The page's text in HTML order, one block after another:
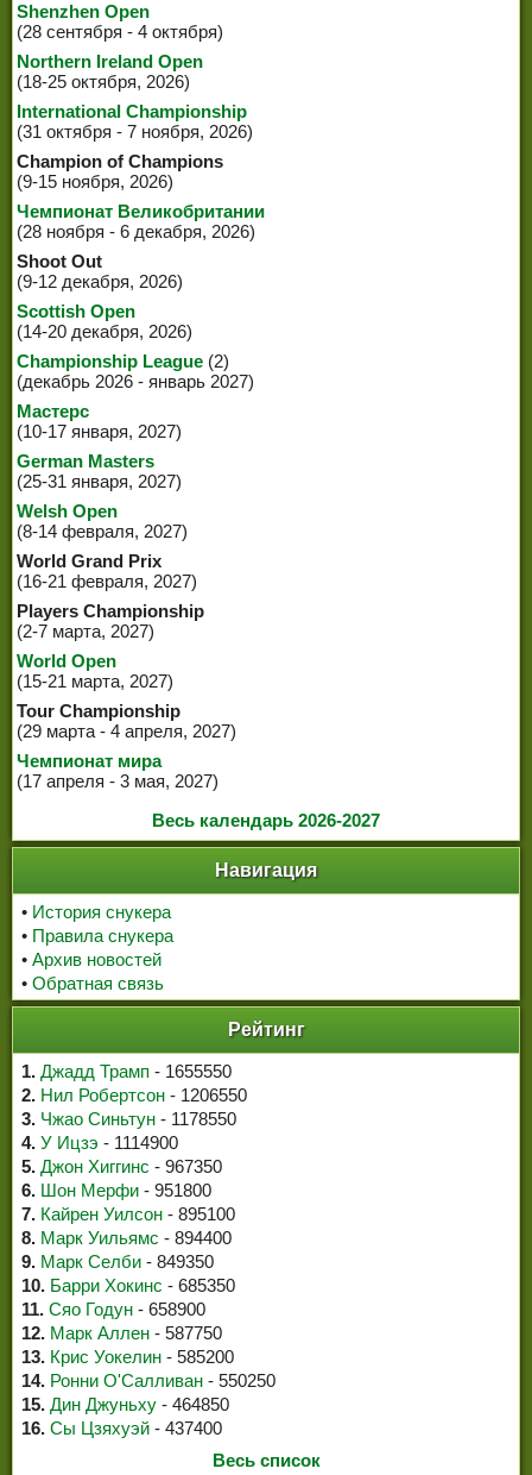
Shenzhen Open
(28 сентября - 4 октября)
Northern Ireland Open
(18-25 октября, 2026)
International Championship
(31 октября - 7 ноября, 2026)
Champion of Champions
(9-15 ноября, 2026)
Чемпионат Великобритании
(28 ноября - 6 декабря, 2026)
Shoot Out
(9-12 декабря, 2026)
Scottish Open
(14-20 декабря, 2026)
Championship League (2)
(декабрь 2026 - январь 2027)
Мастерс
(10-17 января, 2027)
German Masters
(25-31 января, 2027)
Welsh Open
(8-14 февраля, 2027)
World Grand Prix
(16-21 февраля, 2027)
Players Championship
(2-7 марта, 2027)
World Open
(15-21 марта, 2027)
Tour Championship
(29 марта - 4 апреля, 2027)
Чемпионат мира
(17 апреля - 3 мая, 2027)
Весь календарь 2026-2027
Навигация
• История снукера
• Правила снукера
• Архив новостей
• Обратная связь
Рейтинг
1. Джадд Трамп - 1655550
2. Нил Робертсон - 1206550
3. Чжао Синьтун - 1178550
4. У Ицзэ - 1114900
5. Джон Хиггинс - 967350
6. Шон Мерфи - 951800
7. Кайрен Уилсон - 895100
8. Марк Уильямс - 894400
9. Марк Селби - 849350
10. Барри Хокинс - 685350
11. Сяо Годун - 658900
12. Марк Аллен - 587750
13. Крис Уокелин - 585200
14. Ронни О'Салливан - 550250
15. Дин Джуньху - 464850
16. Сы Цзяхуэй - 437400
Весь список